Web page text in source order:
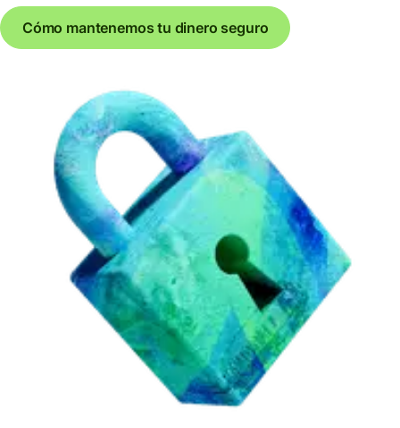
Cómo mantenemos tu dinero seguro